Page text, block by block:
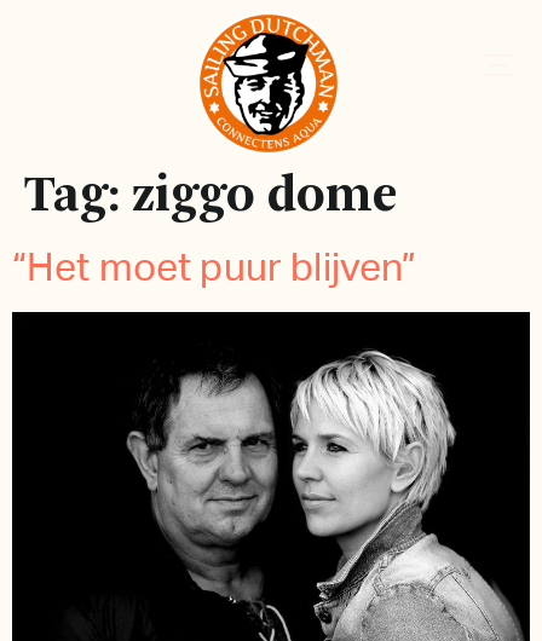
Tag: ziggo dome
“Het moet puur blijven”